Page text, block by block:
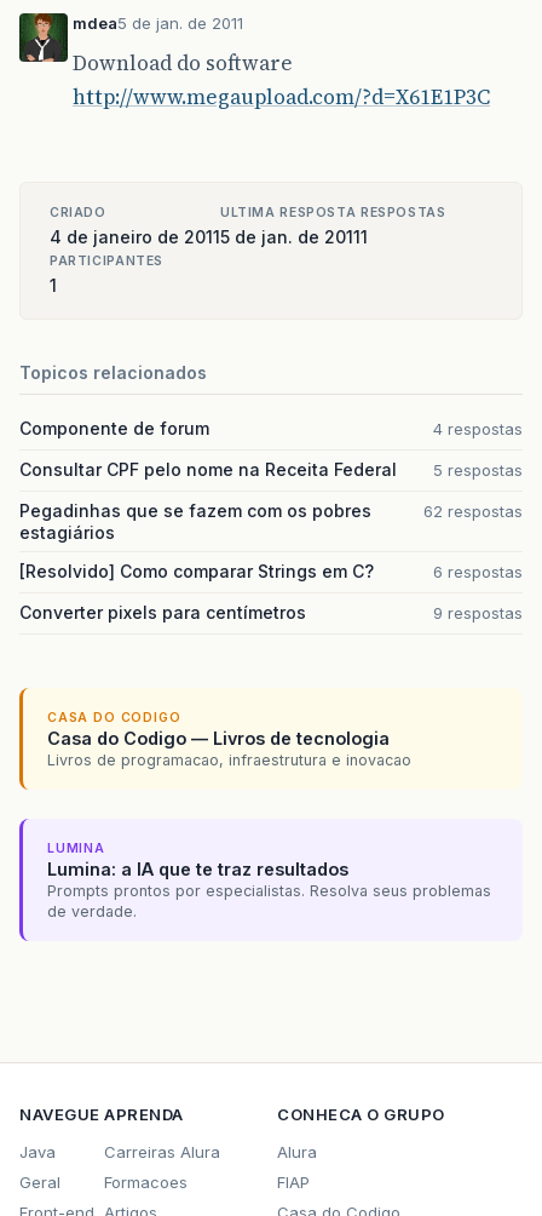
mdea5 de jan. de 2011
Download do software
http://www.megaupload.com/?d=X61E1P3C
CRIADO
4 de janeiro de 2011
ULTIMA RESPOSTA
5 de jan. de 2011
RESPOSTAS
1
PARTICIPANTES
1
Topicos relacionados
Componente de forum 4 respostas
Consultar CPF pelo nome na Receita Federal 5 respostas
Pegadinhas que se fazem com os pobres
estagiários
62 respostas
[Resolvido] Como comparar Strings em C? 6 respostas
Converter pixels para centímetros 9 respostas
CASA DO CODIGO
Casa do Codigo — Livros de tecnologia
Livros de programacao, infraestrutura e inovacao
LUMINA
Lumina: a IA que te traz resultados
Prompts prontos por especialistas. Resolva seus problemas
de verdade.
NAVEGUE
Java
Geral
APRENDA
Carreiras Alura
Formacoes
CONHECA O GRUPO
Alura
FIAP